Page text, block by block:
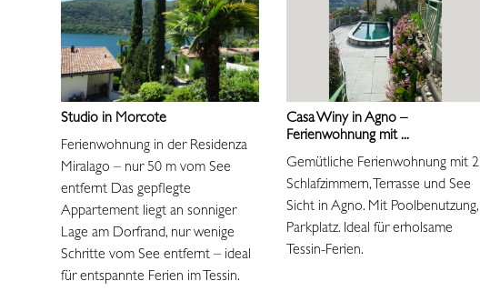
Studio in Morcote
Ferienwohnung in der Residenza
Miralago – nur 50 m vom See
entfernt Das gepflegte
Appartement liegt an sonniger
Lage am Dorfrand, nur wenige
Schritte vom See entfernt – ideal
für entspannte Ferien im Tessin.
Casa Winy in Agno –
Ferienwohnung mit ...
Gemütliche Ferienwohnung mit 2
Schlafzimmern, Terrasse und See
Sicht in Agno. Mit Poolbenutzung,
Parkplatz. Ideal für erholsame
Tessin-Ferien.